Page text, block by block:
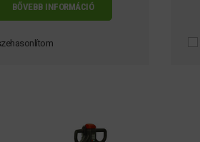
BŐVEBB INFORMÁCIÓ